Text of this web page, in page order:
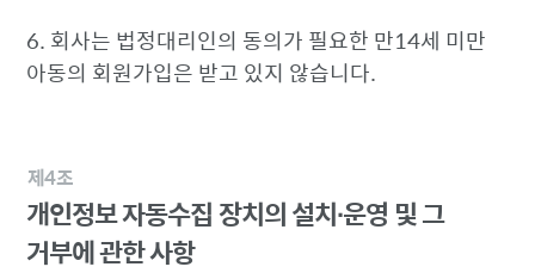
6. 회사는 법정대리인의 동의가 필요한 만14세 미만
아동의 회원가입은 받고 있지 않습니다.
제4조
개인정보 자동수집 장치의 설치∙운영 및 그
거부에 관한 사항